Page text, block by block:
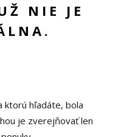
NIE JE
ktorú hľadáte, bola
je zverejňovať len